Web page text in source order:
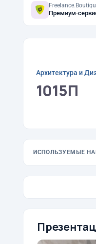
Премиум-
Архитектура и
1015П
ИСПОЛЬЗУЕМЫЕ